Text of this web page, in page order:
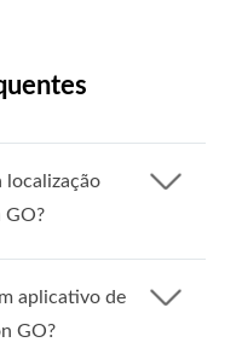
localização
GO?
aplicativo de
GO?